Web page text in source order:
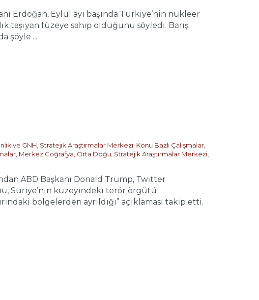
Erdoğan, Eylül ayı başında Türkiye’nin nükleer
füzeye sahip olduğunu söyledi. Barış
şöyle ...
ve GNH, Stratejik Araştırmalar Merkezi, Konu Bazlı Çalışmalar,
, Merkez Coğrafya, Orta Doğu, Stratejik Araştırmalar Merkezi,
ABD Başkanı Donald Trump, Twitter
Suriye’nin kuzeyindeki terör örgütü
bölgelerden ayrıldığı” açıklaması takip etti.